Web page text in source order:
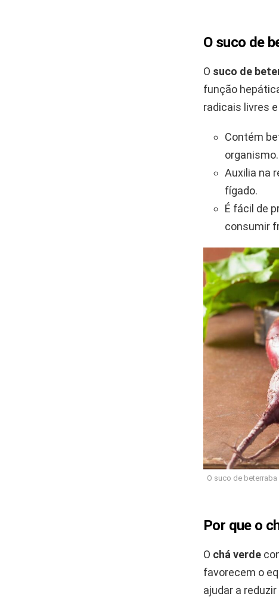
O suco de
O suco de
função
radicais livres
Contém
organismo.
Auxilia na
fígado.
É fácil de
consumir
O suco de
Por que o
O chá verde
favorecem o
ajudar a